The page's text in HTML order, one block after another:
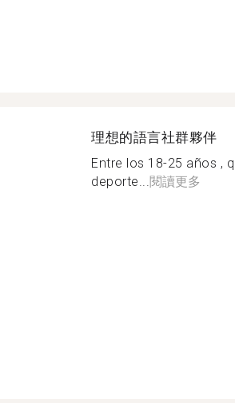
理想的語言社群夥伴
Entre los 18-25 años ,
deporte...閱讀更多